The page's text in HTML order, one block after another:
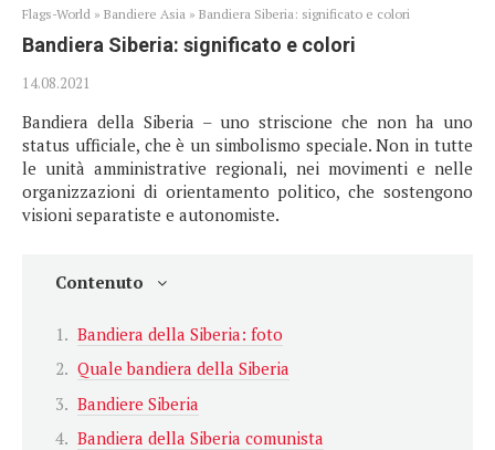
Flags-World » Bandiere Asia » Bandiera Siberia: significato e colori
Bandiera Siberia: significato e colori
14.08.2021
Bandiera della Siberia – uno striscione che non ha uno
status ufficiale, che è un simbolismo speciale. Non in tutte
le unità amministrative regionali, nei movimenti e nelle
organizzazioni di orientamento politico, che sostengono
visioni separatiste e autonomiste.
Contenuto
Bandiera della Siberia: foto
Quale bandiera della Siberia
Bandiere Siberia
Bandiera della Siberia comunista